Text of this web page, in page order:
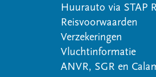
Huurauto via STAP
Reisvoorwaarden
Verzekeringen
Vluchtinformatie
ANVR, SGR en